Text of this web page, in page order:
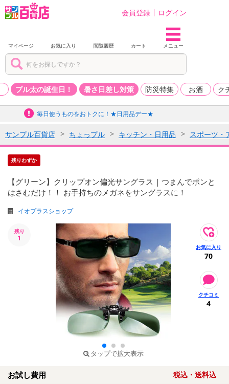
会員登録 ログイン
マイページ お気に入り 閲覧履歴 カート メニュー
プル太の誕生日！ 暑さ日差し対策 防災特集 お酒 ク
毎日使うものをおトクに！★日用品デー★
サンプル百貨店 ちょっプル キッチン・日用品 スポーツ・
残りわずか
【グリーン】クリップオン偏光サングラス | つまんでポンと
はさむだけ！！ お手持ちのメガネをサングラスに！
イオプラスショップ
残り
1
タップで拡大表示
70
4
お試し費用 税込・送料込